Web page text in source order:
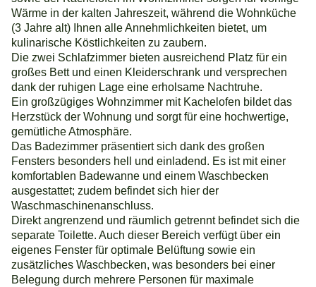
Wärme in der kalten Jahreszeit, während die Wohnküche
(3 Jahre alt) Ihnen alle Annehmlichkeiten bietet, um
kulinarische Köstlichkeiten zu zaubern.
Die zwei Schlafzimmer bieten ausreichend Platz für ein
großes Bett und einen Kleiderschrank und versprechen
dank der ruhigen Lage eine erholsame Nachtruhe.
Ein großzügiges Wohnzimmer mit Kachelofen bildet das
Herzstück der Wohnung und sorgt für eine hochwertige,
gemütliche Atmosphäre.
Das Badezimmer präsentiert sich dank des großen
Fensters besonders hell und einladend. Es ist mit einer
komfortablen Badewanne und einem Waschbecken
ausgestattet; zudem befindet sich hier der
Waschmaschinenanschluss.
Direkt angrenzend und räumlich getrennt befindet sich die
separate Toilette. Auch dieser Bereich verfügt über ein
eigenes Fenster für optimale Belüftung sowie ein
zusätzliches Waschbecken, was besonders bei einer
Belegung durch mehrere Personen für maximale